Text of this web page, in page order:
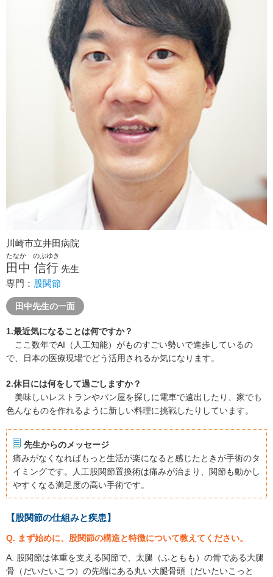
川崎市立井田病院
たなか のぶゆき
田中 信行 先生
専門： 股関節
田中先生の一面
1.最近気になることは何ですか？
ここ数年でAI（人工知能）がものすごい勢いで進歩しているの
で、日本の医療現場でどう活用されるか気になります。
2.休日には何をして過ごしますか？
美味しいレストランやパン屋を探しに電車で遠出したり、家でも
色んなものを作れるように新しい料理に挑戦したりしています。
先生からのメッセージ
痛みがなくなればもっと生活が楽になると感じたときが手術のタ
イミングです。人工股関節置換術は痛みが治まり、関節も動かし
やすくなる満足度の高い手術です。
【股関節の仕組みと疾患】
Q. まず始めに、股関節の構造と特徴について教えてください。
A. 股関節は体重を支える関節で、太腿（ふともも）の骨である大腿
骨（だいたいこつ）の先端にある丸い大腿骨頭（だいたいこっと